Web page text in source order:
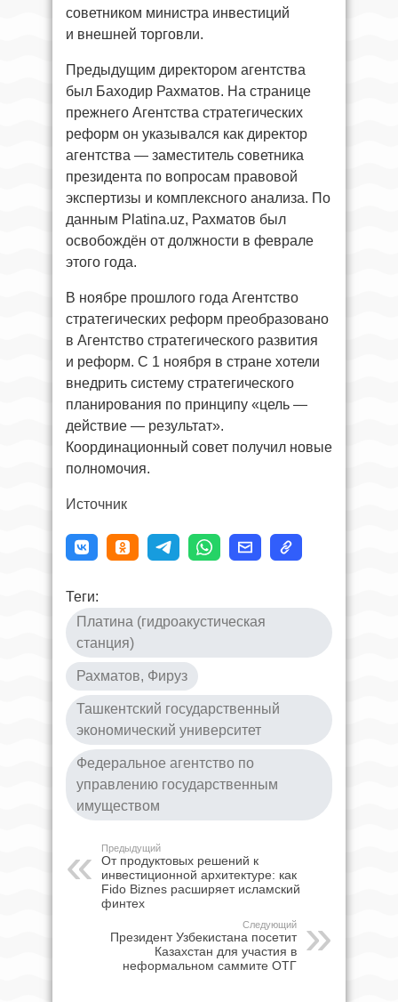
советником министра инвестиций
и внешней торговли.
Предыдущим директором агентства
был Баходир Рахматов. На странице
прежнего Агентства стратегических
реформ он указывался как директор
агентства — заместитель советника
президента по вопросам правовой
экспертизы и комплексного анализа. По
данным Platina.uz, Рахматов был
освобождён от должности в феврале
этого года.
В ноябре прошлого года Агентство
стратегических реформ преобразовано
в Агентство стратегического развития
и реформ. С 1 ноября в стране хотели
внедрить систему стратегического
планирования по принципу «цель —
действие — результат».
Координационный совет получил новые
полномочия.
Источник
Теги:
Платина (гидроакустическая
станция)
Рахматов, Фируз
Ташкентский государственный
экономический университет
Федеральное агентство по
управлению государственным
имуществом
Предыдущий
От продуктовых решений к
инвестиционной архитектуре: как
Fido Biznes расширяет исламский
финтех
Следующий
Президент Узбекистана посетит
Казахстан для участия в
неформальном саммите ОТГ